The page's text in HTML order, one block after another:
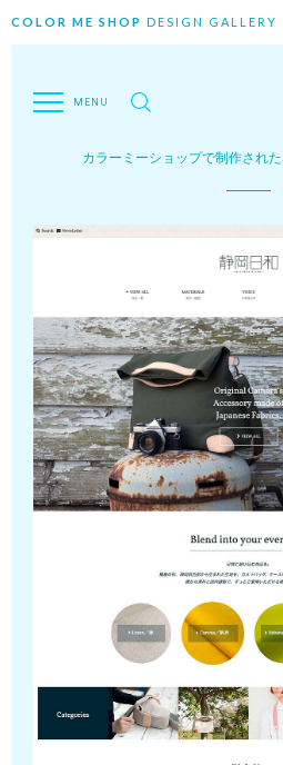
COLOR ME SHOP DESIGN GALLERY
カラーミーショップで制作され